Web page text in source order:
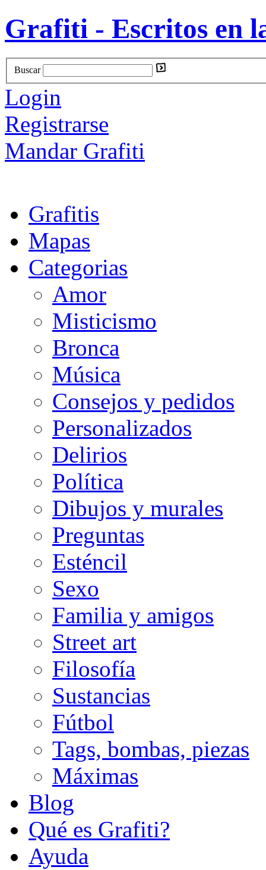
Grafiti - Escritos en
Buscar
Login
Registrarse
Mandar Grafiti
Grafitis
Mapas
Categorias
Amor
Misticismo
Bronca
Música
Consejos y pedidos
Personalizados
Delirios
Política
Dibujos y murales
Preguntas
Esténcil
Sexo
Familia y amigos
Street art
Filosofía
Sustancias
Fútbol
Tags, bombas, piezas
Máximas
Blog
Qué es Grafiti?
Ayuda